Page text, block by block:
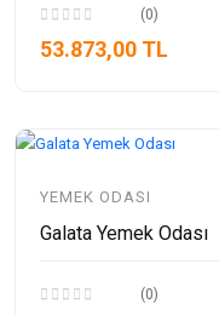
(0)
53.873,00 TL
YEMEK ODASI
Galata Yemek Odası
(0)